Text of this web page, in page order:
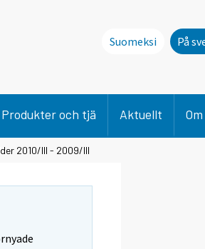
Suomeksi På
Produkter och tjä Aktuellt
2010/III - 2009/III